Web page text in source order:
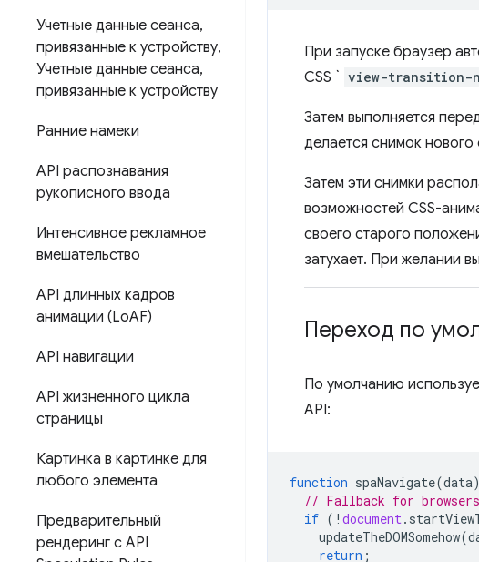
Учетные данные сеанса,
привязанные к устройству,
Учетные данные сеанса,
привязанные к устройству
Ранние намеки
API распознавания
рукописного ввода
Интенсивное рекламное
вмешательство
API длинных кадров
анимации (LoAF)
API навигации
API жизненного цикла
страницы
Картинка в картинке для
любого элемента
Предварительный
рендеринг с API
При запуске браузер
CSS ` view-transition-
Затем выполняется
делается снимок нового
Затем эти снимки
возможностей CSS-
своего старого
затухает. При желании
Переход по
По умолчанию
API:
function spaNavigate(data)
// Fallback for
if ( ! document.
updateTheDOMSomehow(
return ;